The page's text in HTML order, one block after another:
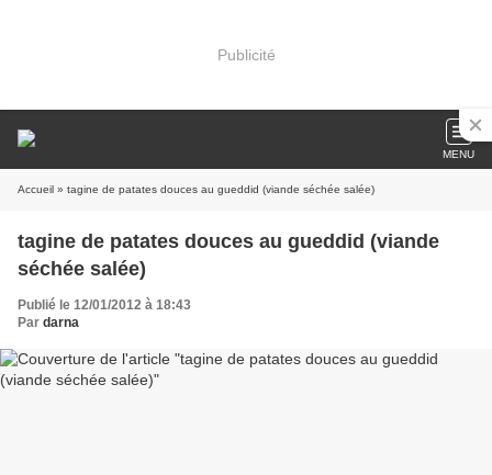
Publicité
MENU
Accueil » tagine de patates douces au gueddid (viande séchée salée)
tagine de patates douces au gueddid (viande
séchée salée)
Publié le 12/01/2012 à 18:43
Par darna